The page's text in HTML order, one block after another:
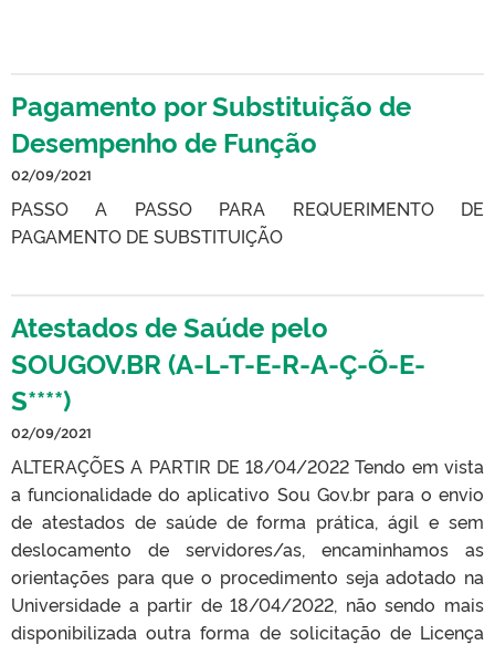
Pagamento por Substituição de
Desempenho de Função
02/09/2021
PASSO A PASSO PARA REQUERIMENTO DE
PAGAMENTO DE SUBSTITUIÇÃO
Atestados de Saúde pelo
SOUGOV.BR (A-L-T-E-R-A-Ç-Õ-E-
S****)
02/09/2021
ALTERAÇÕES A PARTIR DE 18/04/2022 Tendo em vista
a funcionalidade do aplicativo Sou Gov.br para o envio
de atestados de saúde de forma prática, ágil e sem
deslocamento de servidores/as, encaminhamos as
orientações para que o procedimento seja adotado na
Universidade a partir de 18/04/2022, não sendo mais
disponibilizada outra forma de solicitação de Licença